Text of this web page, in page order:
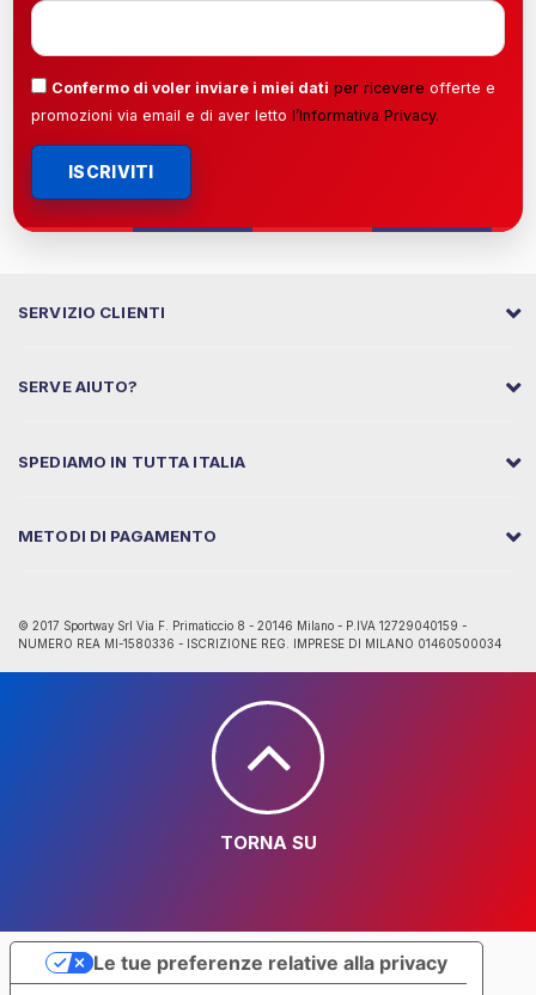
Confermo di voler inviare i miei dati per ricevere offerte e
promozioni via email e di aver letto l’Informativa Privacy.
ISCRIVITI
SERVIZIO CLIENTI
SERVE AIUTO?
SPEDIAMO IN TUTTA ITALIA
METODI DI PAGAMENTO
© 2017 Sportway Srl Via F. Primaticcio 8 - 20146 Milano - P.IVA 12729040159 -
NUMERO REA MI-1580336 - ISCRIZIONE REG. IMPRESE DI MILANO 01460500034
TORNA SU
Le tue preferenze relative alla privacy